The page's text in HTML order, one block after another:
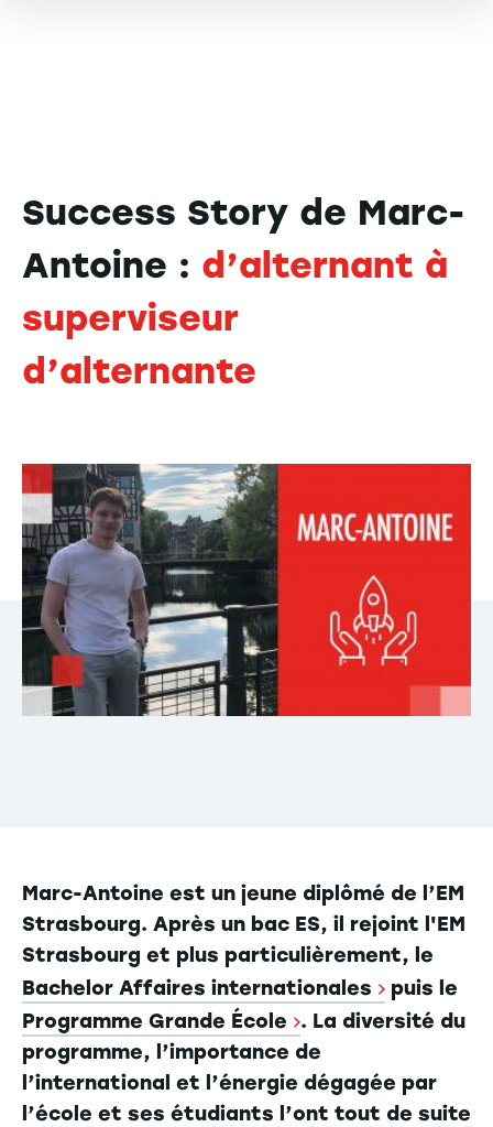
Success Story de Marc-
Antoine : d’alternant à
superviseur
d’alternante
Marc-Antoine est un jeune diplômé de l’EM
Strasbourg. Après un bac ES, il rejoint l'EM
Strasbourg et plus particulièrement, le
Bachelor Affaires internationales
puis le
Programme Grande École
. La diversité du
programme, l’importance de
l’international et l’énergie dégagée par
l’école et ses étudiants l’ont tout de suite